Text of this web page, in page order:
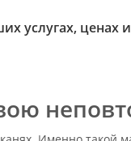
услугах,